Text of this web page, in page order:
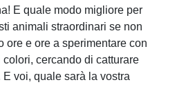
E quale modo migliore per
animali straordinari se non
ore e ore a sperimentare con
cercando di catturare
E voi, quale sarà la vostra